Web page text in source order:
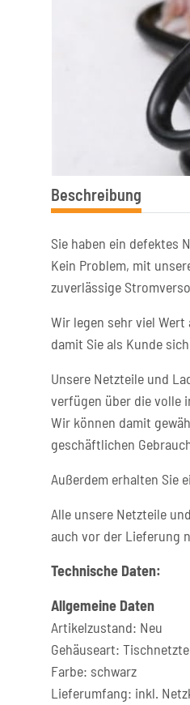
Beschreibung
Sie haben ein defektes
Kein Problem, mit
zuverlässige
Wir legen sehr viel
damit Sie als Kunde
Unsere Netzteile und
verfügen über die volle
Wir können damit
geschäftlichen
Außerdem erhalten Sie
Alle unsere Netzteile
auch vor der Lieferung
Technische Daten:
Allgemeine Daten
Artikelzustand: Neu
Gehäuseart:
Farbe: schwarz
Lieferumfang: inkl.